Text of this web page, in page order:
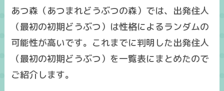
あつ森（あつまれどうぶつの森）では、出発住人
（最初の初期どうぶつ）は性格によるランダムの
可能性が高いです。これまでに判明した出発住人
（最初の初期どうぶつ）を一覧表にまとめたので
ご紹介します。